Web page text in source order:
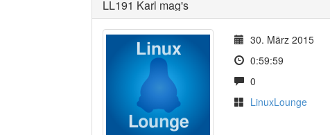
LL191 Karl mag's
30. März 2015
0:59:59
0
LinuxLounge